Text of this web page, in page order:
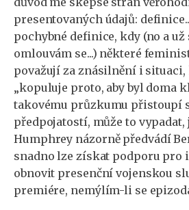
presentovaných údajů:
pochybné definice, kdy (no a už
omlouvám se...) některé
považují za znásilnění i situaci,
„kopuluje proto, aby byl doma
takovému průzkumu přistoupí
předpojatostí, může to
Humphrey názorně předvádí
snadno lze získat podporu pro
obnovit presenční vojenskou
premiére, nemýlím-li se